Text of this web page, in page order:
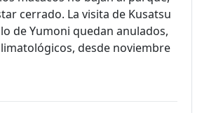
cerrado. La visita de Kusatsu
de Yumoni quedan anulados,
desde noviembre